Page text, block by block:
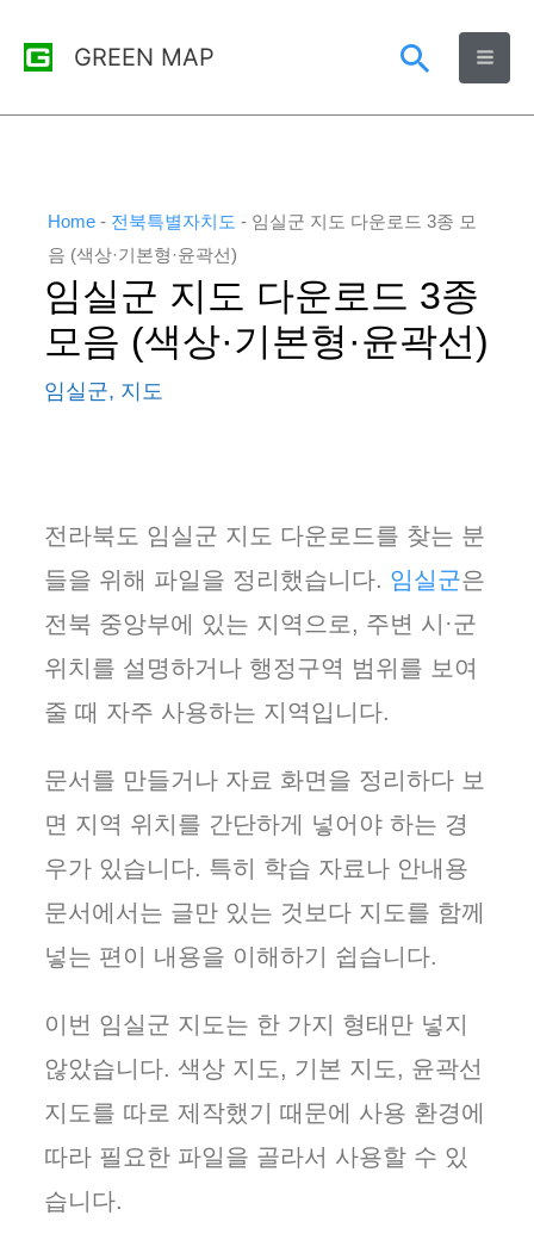
GREEN MAP
검
색
Home - 전북특별자치도 - 임실군 지도 다운로드 3종 모
음 (색상·기본형·윤곽선)
임실군 지도 다운로드 3종
모음 (색상·기본형·윤곽선)
임실군, 지도
전라북도 임실군 지도 다운로드를 찾는 분
들을 위해 파일을 정리했습니다. 임실군은
전북 중앙부에 있는 지역으로, 주변 시·군
위치를 설명하거나 행정구역 범위를 보여
줄 때 자주 사용하는 지역입니다.
문서를 만들거나 자료 화면을 정리하다 보
면 지역 위치를 간단하게 넣어야 하는 경
우가 있습니다. 특히 학습 자료나 안내용
문서에서는 글만 있는 것보다 지도를 함께
넣는 편이 내용을 이해하기 쉽습니다.
이번 임실군 지도는 한 가지 형태만 넣지
않았습니다. 색상 지도, 기본 지도, 윤곽선
지도를 따로 제작했기 때문에 사용 환경에
따라 필요한 파일을 골라서 사용할 수 있
습니다.